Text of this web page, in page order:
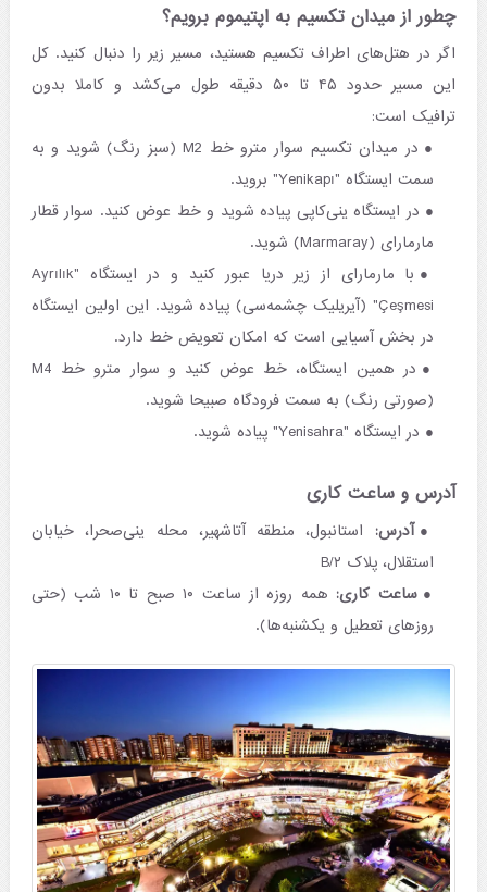
چطور از میدان تکسیم به اپتیموم برویم؟
اگر در هتل‌های اطراف تکسیم هستید، مسیر زیر را دنبال کنید. کل
این مسیر حدود ۴۵ تا ۵۰ دقیقه طول می‌کشد و کاملا بدون
ترافیک است:
در میدان تکسیم سوار مترو خط M2 (سبز رنگ) شوید و به
سمت ایستگاه "Yenikapı" بروید.
در ایستگاه ینی‌کاپی پیاده شوید و خط عوض کنید. سوار قطار
مارمارای (Marmaray) شوید.
با مارمارای از زیر دریا عبور کنید و در ایستگاه "Ayrılık
Çeşmesi" (آیریلیک چشمه‌سی) پیاده شوید. این اولین ایستگاه
در بخش آسیایی است که امکان تعویض خط دارد.
در همین ایستگاه، خط عوض کنید و سوار مترو خط M4
(صورتی رنگ) به سمت فرودگاه صبیحا شوید.
در ایستگاه "Yenisahra" پیاده شوید.
آدرس و ساعت کاری
آدرس: استانبول، منطقه آتاشهیر، محله ینی‌صحرا، خیابان
استقلال، پلاک ۲/B
ساعت کاری:
همه روزه از ساعت ۱۰ صبح تا ۱۰ شب (حتی
روزهای تعطیل و یکشنبه‌ها).